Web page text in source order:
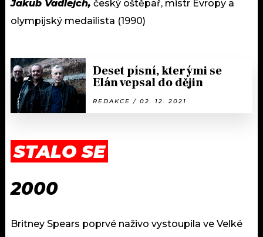
Jakub Vadlejch, český oštěpař, mistr Evropy a
olympijský medailista (1990)
Deset písní, kterými se
Elán vepsal do dějin
REDAKCE / 02. 12. 2021
STALO SE
2000
Britney Spears poprvé naživo vystoupila ve Velké